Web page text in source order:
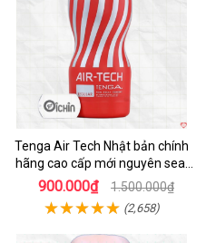
Tenga Air Tech Nhật bản chính
hãng cao cấp mới nguyên seal
giá tốt
900.000₫ 1.500.000₫
(2,658)